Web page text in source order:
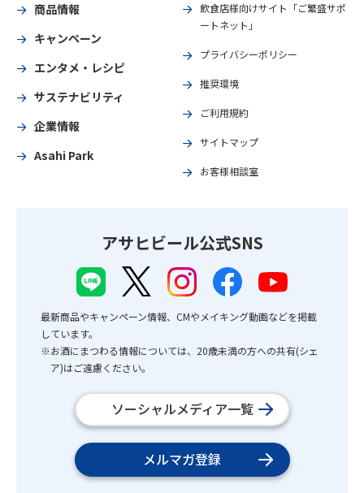
商品情報
キャンペーン
エンタメ・レシピ
サステナビリティ
企業情報
Asahi Park
飲食店様向けサイト「ご繁盛サポ
ートネット」
プライバシーポリシー
推奨環境
ご利用規約
サイトマップ
お客様相談室
アサヒビール公式SNS
最新商品やキャンペーン情報、CMやメイキング動画などを掲載
しています。
※お酒にまつわる情報については、20歳未満の方への共有(シェ
ア)はご遠慮ください。
ソーシャルメディア一覧
メルマガ登録